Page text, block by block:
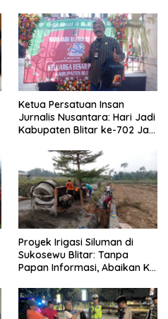
Ketua Persatuan Insan
Jurnalis Nusantara: Hari Jadi
Kabupaten Blitar ke-702 Jadi
Pembangunan
Proyek Irigasi Siluman di
Sukosewu Blitar: Tanpa
Papan Informasi, Abaikan K3,
Tanggung Jawab